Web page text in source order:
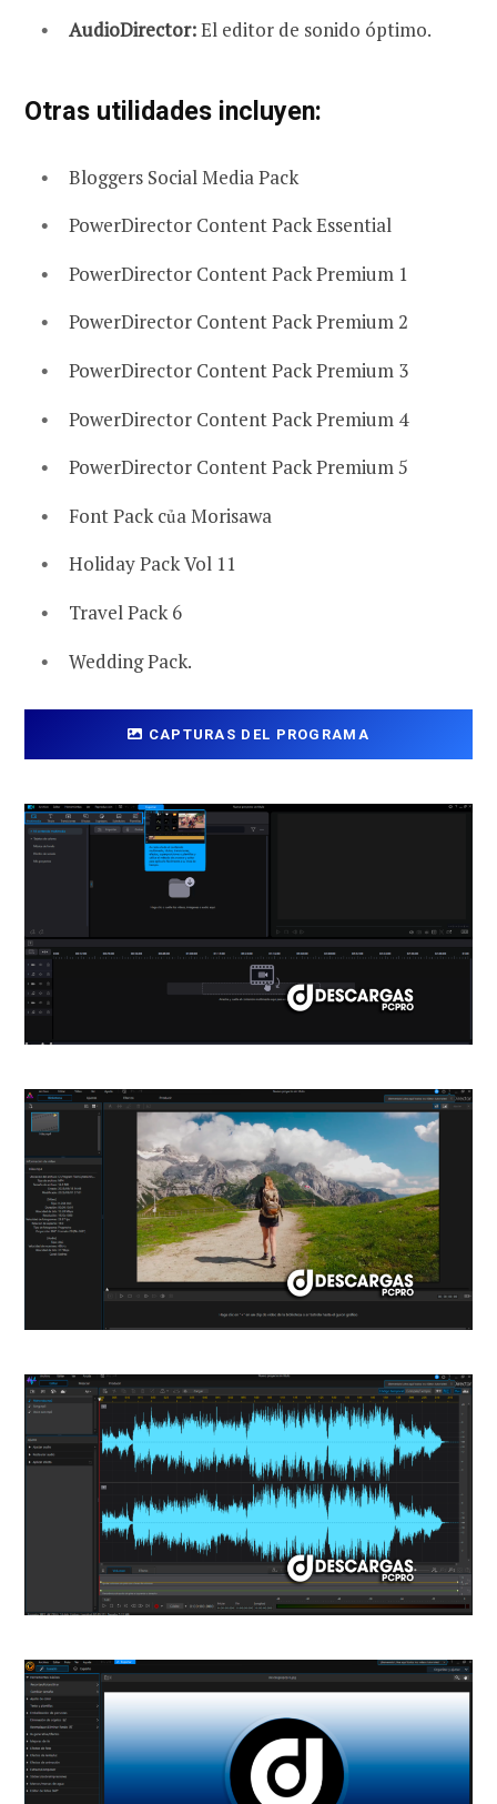
AudioDirector:El editor de sonido óptimo.
Otras utilidades incluyen:
Bloggers Social Media Pack
PowerDirector Content Pack Essential
PowerDirector Content Pack Premium 1
PowerDirector Content Pack Premium 2
PowerDirector Content Pack Premium 3
PowerDirector Content Pack Premium 4
PowerDirector Content Pack Premium 5
Font Pack của Morisawa
Holiday Pack Vol 11
Travel Pack 6
Wedding Pack.
CAPTURAS DEL PROGRAMA